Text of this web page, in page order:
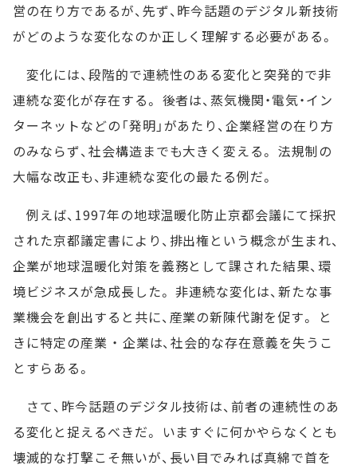
営の在り方であるが、先ず、昨今話題のデジタル新技術
がどのような変化なのか正しく理解する必要がある。
変化には、段階的で連続性のある変化と突発的で非
連続な変化が存在する。 後者は、蒸気機関・電気・イン
ターネットなどの「発明」があたり、企業経営の在り方
のみならず、社会構造までも大きく変える。 法規制の
大幅な改正も、非連続な変化の最たる例だ。
例えば、1997年の地球温暖化防止京都会議にて採択
された京都議定書により、排出権という概念が生まれ、
企業が地球温暖化対策を義務として課された結果、環
境ビジネスが急成長した。 非連続な変化は、新たな事
業機会を創出すると共に、産業の新陳代謝を促す。 と
きに特定の産業 ・ 企業は、社会的な存在意義を失うこ
とすらある。
さて、昨今話題のデジタル技術は、前者の連続性のあ
る変化と捉えるべきだ。 いますぐに何かやらなくとも
壊滅的な打撃こそ無いが、長い目でみれば真綿で首を